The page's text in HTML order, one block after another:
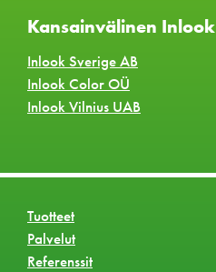
Kansainvälinen Inlook
Inlook Sverige AB
Inlook Color OÜ
Inlook Vilnius UAB
Tuotteet
Palvelut
Referenssit